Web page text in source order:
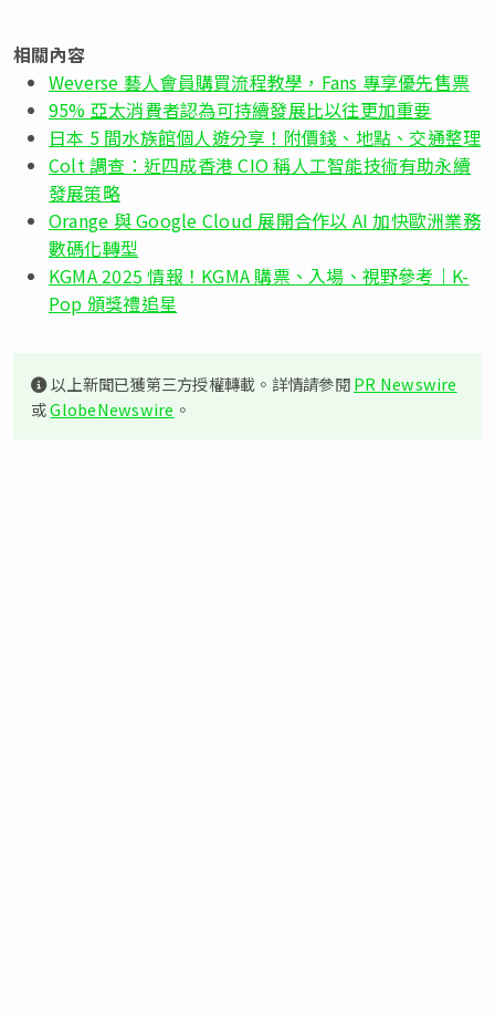
相關內容
Weverse 藝人會員購買流程教學，Fans 專享優先售票
95% 亞太消費者認為可持續發展比以往更加重要
日本 5 間水族館個人遊分享！附價錢、地點、交通整理
Colt 調查：近四成香港 CIO 稱人工智能技術有助永續
發展策略
Orange 與 Google Cloud 展開合作以 AI 加快歐洲業務
數碼化轉型
KGMA 2025 情報！KGMA 購票、入場、視野參考｜K-
Pop 頒獎禮追星
以上新聞已獲第三方授權轉載。詳情請參閱PR Newswire
或GlobeNewswire 。